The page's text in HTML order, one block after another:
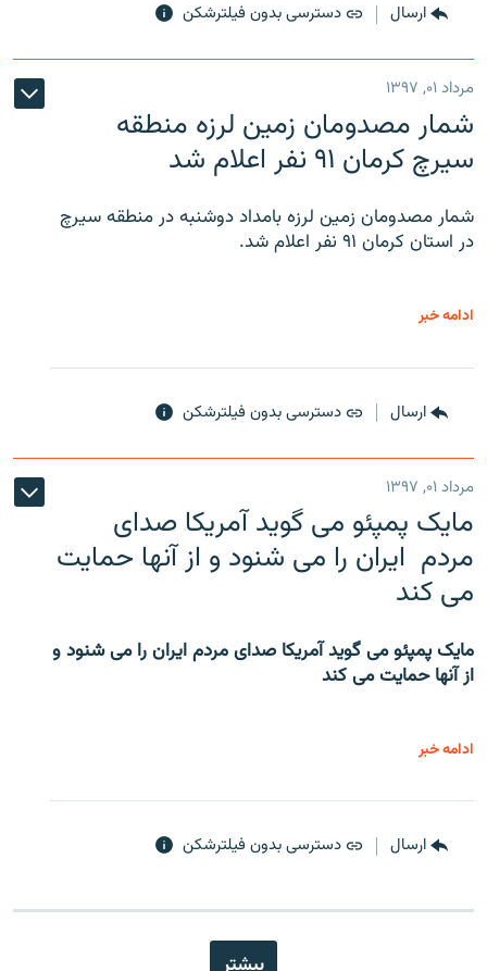
ارسال دسترسی بدون فیلترشکن
مرداد ۰۱, ۱۳۹۷
شمار مصدومان زمین لرزه منطقه
سیرچ کرمان ۹۱ نفر اعلام شد
شمار مصدومان زمین لرزه بامداد دوشنبه در منطقه سیرچ
در استان کرمان ۹۱ نفر اعلام شد.
ادامه خبر
ارسال دسترسی بدون فیلترشکن
مرداد ۰۱, ۱۳۹۷
مایک پمپئو می گوید آمریکا صدای
مردم ایران را می شنود و از آنها حمایت
می کند
مایک پمپئو می گوید آمریکا صدای مردم ایران را می شنود و
از آنها حمایت می کند
ادامه خبر
ارسال دسترسی بدون فیلترشکن
بیشتر